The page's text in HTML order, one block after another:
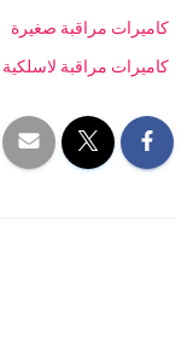
كاميرات مراقبة صغيرة
كاميرات مراقبة لاسلكية